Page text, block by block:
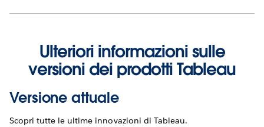
Ulteriori informazioni sulle
versioni dei prodotti Tableau
Versione attuale
Scopri tutte le ultime innovazioni di Tableau.